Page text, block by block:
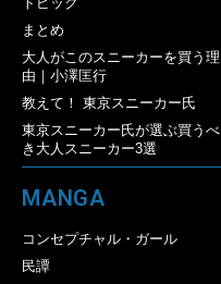
まとめ
大人がこのスニーカーを買う理
由｜小澤匡行
教えて！ 東京スニーカー氏
東京スニーカー氏が選ぶ買うべ
き大人スニーカー3選
MANGA
コンセプチャル・ガール
民譚